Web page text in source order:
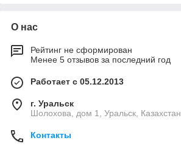
О нас
Рейтинг не сформирован
Менее 5 отзывов за последний год
Работает с 05.12.2013
г. Уральск
Шолохова, дом 1, Уральск, Казахстан
Контакты